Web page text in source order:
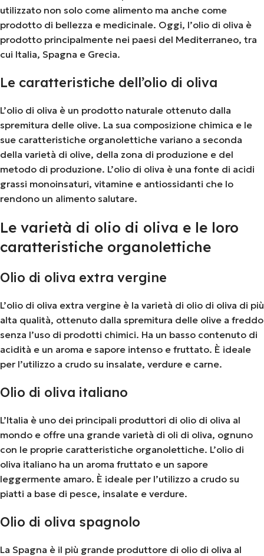
utilizzato non solo come alimento ma anche come
prodotto di bellezza e medicinale. Oggi, l’olio di oliva è
prodotto principalmente nei paesi del Mediterraneo, tra
cui Italia, Spagna e Grecia.
Le caratteristiche dell’olio di oliva
L’olio di oliva è un prodotto naturale ottenuto dalla
spremitura delle olive. La sua composizione chimica e le
sue caratteristiche organolettiche variano a seconda
della varietà di olive, della zona di produzione e del
metodo di produzione. L’olio di oliva è una fonte di acidi
grassi monoinsaturi, vitamine e antiossidanti che lo
rendono un alimento salutare.
Le varietà di olio di oliva e le loro
caratteristiche organolettiche
Olio di oliva extra vergine
L’olio di oliva extra vergine è la varietà di olio di oliva di più
alta qualità, ottenuto dalla spremitura delle olive a freddo
senza l’uso di prodotti chimici. Ha un basso contenuto di
acidità e un aroma e sapore intenso e fruttato. È ideale
per l’utilizzo a crudo su insalate, verdure e carne.
Olio di oliva italiano
L’Italia è uno dei principali produttori di olio di oliva al
mondo e offre una grande varietà di oli di oliva, ognuno
con le proprie caratteristiche organolettiche. L’olio di
oliva italiano ha un aroma fruttato e un sapore
leggermente amaro. È ideale per l’utilizzo a crudo su
piatti a base di pesce, insalate e verdure.
Olio di oliva spagnolo
La Spagna è il più grande produttore di olio di oliva al